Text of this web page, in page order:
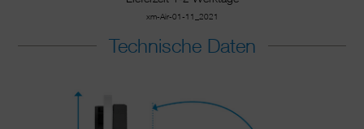
xm-Air-01-11_2021
Technische Daten